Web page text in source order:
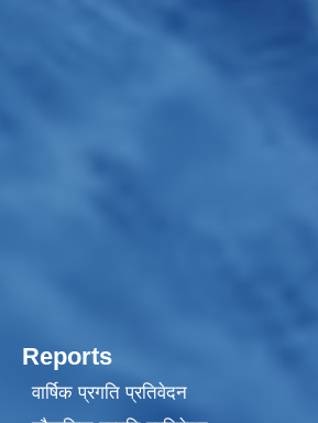
Reports
वार्षिक प्रगति प्रतिवेदन